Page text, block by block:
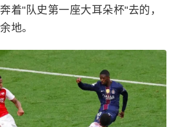
着"队史第一座大耳朵杯"去的，
地。